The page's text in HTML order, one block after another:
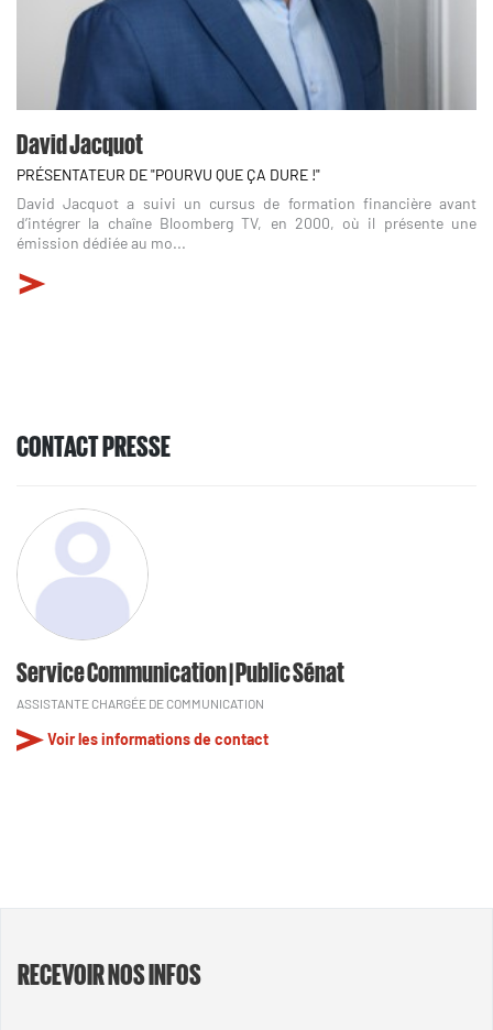
David Jacquot
PRÉSENTATEUR DE "POURVU QUE ÇA DURE !"
David Jacquot a suivi un cursus de formation financière avant
d’intégrer la chaîne Bloomberg TV, en 2000, où il présente une
émission dédiée au mo...
CONTACT PRESSE
Service Communication | Public Sénat
ASSISTANTE CHARGÉE DE COMMUNICATION
Voir les informations de contact
RECEVOIR NOS INFOS